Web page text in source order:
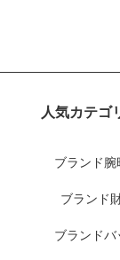
人気カテゴ
ブランド腕
ブランド
ブランドバ